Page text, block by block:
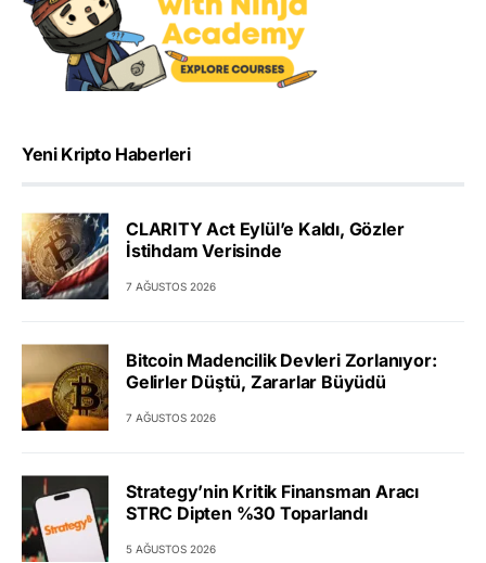
Yeni Kripto Haberleri
CLARITY Act Eylül’e Kaldı, Gözler
İstihdam Verisinde
7 AĞUSTOS 2026
Bitcoin Madencilik Devleri Zorlanıyor:
Gelirler Düştü, Zararlar Büyüdü
7 AĞUSTOS 2026
Strategy’nin Kritik Finansman Aracı
STRC Dipten %30 Toparlandı
5 AĞUSTOS 2026